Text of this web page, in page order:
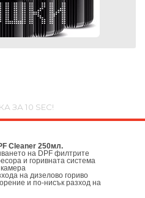
ЗА 10 SEC!
Cleaner 250мл.
на DPF филтрите
и горивната система
на дизелово гориво
и по-нисък разход на